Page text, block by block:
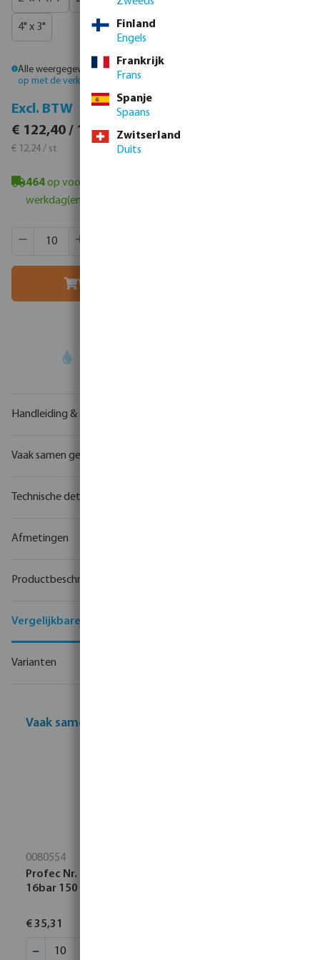
4" x 3"
Alle weergegeven prijzen zijn inclusief btw.
op met de verkoopafdelingvoor aangepaste prijzen.
Excl. BTW
€ 122,40 / 10 st
€ 12,24 / st
€ 148,10 / 10 st
464op voorraad in Veghel, NL
werkdag(en)
Producthoeveelheid: Voer de gewenste hoeveelheid in of
Voeg toe aan winkelmandje
Handleiding & tekeningen
Vaak samen gekocht
Technische details
Afmetingen
Productbeschrijving
Vergelijkbare producten
Varianten
Vaak samen gekocht
0080554
Profec Nr. 23 Pijpnippel RVS 316 1/2" buitendraad
16bar 150 mm
€ 35,31
Finland
Engels
Frankrijk
Frans
Spanje
Spaans
Zwitserland
Duits